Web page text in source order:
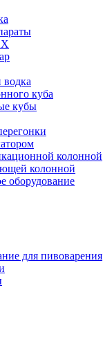
куба
кубы
колонной
колонной
оборудование
для пивоварения